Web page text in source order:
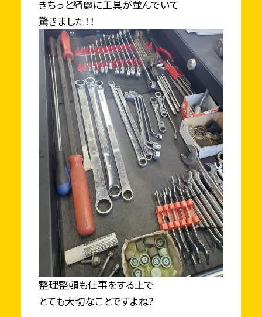
きちっと綺麗に工具が並んでいて
驚きました！！
整理整頓も仕事をする上で
とても大切なことですよね?